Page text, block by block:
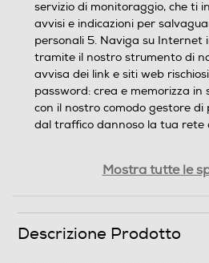
servizio di monitoraggio, che ti
avvisi e indicazioni per
personali 5. Naviga su Internet
tramite il nostro strumento di
avvisa dei link e siti web
password: crea e memorizza in
con il nostro comodo gestore di
dal traffico dannoso la tua rete
fondamentale. Scegli McAfee
Mostra tutte le
Descrizione Prodotto